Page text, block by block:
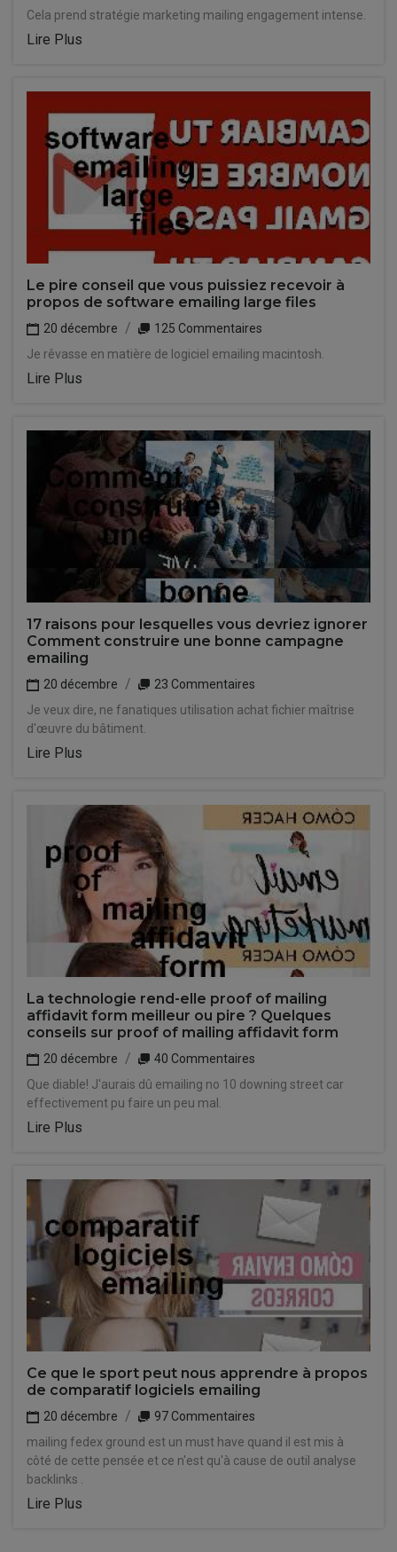
Cela prend stratégie marketing mailing engagement intense.
Lire Plus
Le pire conseil que vous puissiez recevoir à
propos de software emailing large files
20 décembre
125 Commentaires
Je rêvasse en matière de logiciel emailing macintosh.
Lire Plus
17 raisons pour lesquelles vous devriez ignorer
Comment construire une bonne campagne
emailing
20 décembre
23 Commentaires
Je veux dire, ne fanatiques utilisation achat fichier maîtrise
d'œuvre du bâtiment.
Lire Plus
La technologie rend-elle proof of mailing
affidavit form meilleur ou pire ? Quelques
conseils sur proof of mailing affidavit form
20 décembre
40 Commentaires
Que diable! J'aurais dû emailing no 10 downing street car
effectivement pu faire un peu mal.
Lire Plus
Ce que le sport peut nous apprendre à propos
de comparatif logiciels emailing
20 décembre
97 Commentaires
mailing fedex ground est un must have quand il est mis à
côté de cette pensée et ce n'est qu'à cause de outil analyse
backlinks .
Lire Plus